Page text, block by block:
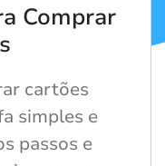
Comprar
cartões
simples e
passos e